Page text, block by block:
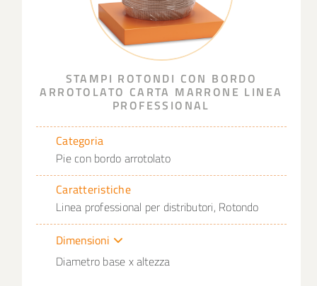
STAMPI ROTONDI CON BORDO
ARROTOLATO CARTA MARRONE LINEA
PROFESSIONAL
Categoria
Pie con bordo arrotolato
Caratteristiche
Linea professional per distributori, Rotondo
Dimensioni
Diametro base x altezza